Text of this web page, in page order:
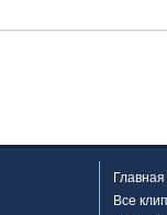
Главная
Все